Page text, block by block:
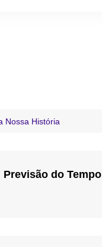
Nossa História
Previsão do Tempo